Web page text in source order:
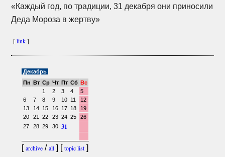
«Каждый год, по традиции, 31 декабря они приносили
Деда Мороза в жертву»
[link]
Декабрь
Пн Вт Ср Чт Пт Сб Вс
1
2 3 4
5
6
7 8 9 10 11
12
13
14 15 16 17 18
19
20
21 22 23 24 25
26
27
28 29 30 31
[archive/all] [topic list]